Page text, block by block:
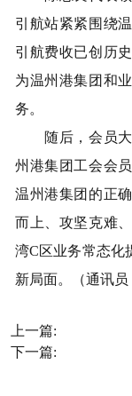
引航站紧紧围绕
引航费收已创历
为温州港集团和
务。
随后 ， 会员
州港集团工会会
温州港集团的正
而上、攻坚克难
湾C区业务常态化
新局面。
（通讯员
上一篇:
下一篇: